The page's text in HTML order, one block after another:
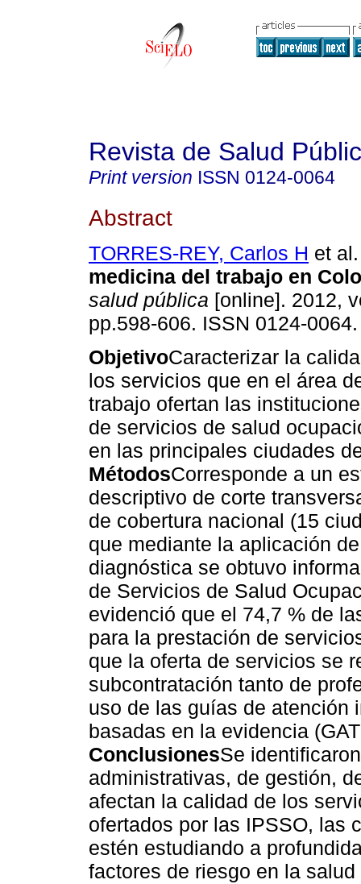
Revista de Salud
Print version ISSN 0124-0064
Abstract
TORRES-REY, Carlos H et al.
medicina del trabajo en
salud pública [online]. 2012,
pp.598-606. ISSN 0124-0064.
ObjetivoCaracterizar la
los servicios que en el área
trabajo ofertan las
de servicios de salud
en las principales ciudades
MétodosCorresponde a un
descriptivo de corte
de cobertura nacional (15
que mediante la aplicación
diagnóstica se obtuvo
de Servicios de Salud
evidenció que el 74,7 % de
para la prestación de
que la oferta de servicios se
subcontratación tanto de
uso de las guías de atención
basadas en la evidencia
ConclusionesSe
administrativas, de gestión,
afectan la calidad de los
ofertados por las IPSSO, las
estén estudiando a
factores de riesgo en la